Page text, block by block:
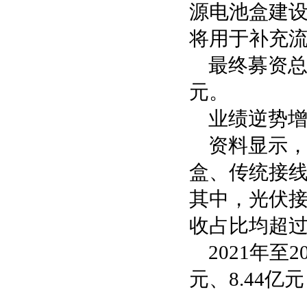
源电池盒建
将用于补充
最终募资
元。
业绩逆势
资料显示
盒、传统接
其中，光伏
收占比均超
2021年至
元、8.44亿